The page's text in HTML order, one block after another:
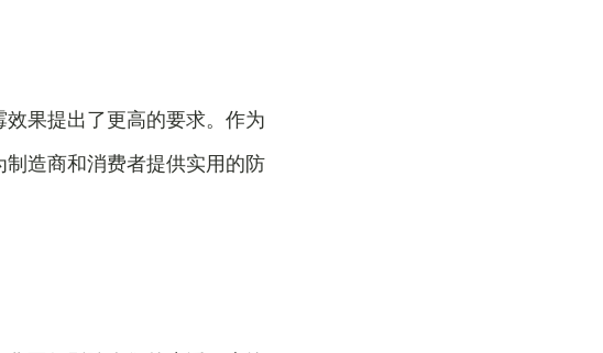
果提出了更高的要求。作为
造商和消费者提供实用的防